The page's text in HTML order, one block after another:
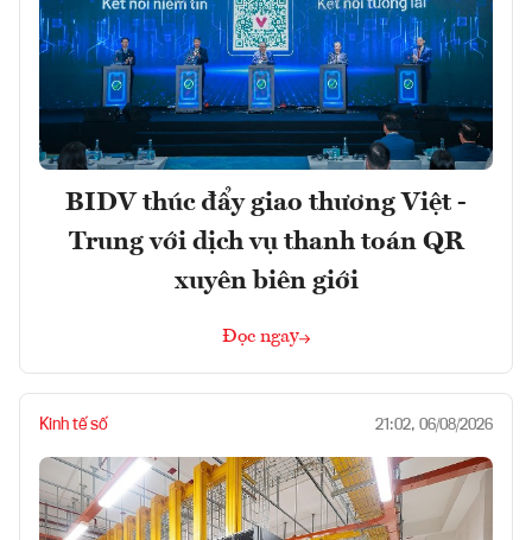
BIDV thúc đẩy giao thương Việt -
Trung với dịch vụ thanh toán QR
xuyên biên giới
Đọc ngay
Kinh tế số 21:02, 06/08/2026